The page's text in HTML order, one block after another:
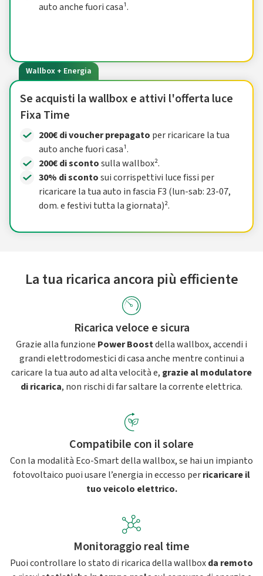
auto anche fuori casa¹.
Wallbox + Energia
Se acquisti la wallbox e attivi l'offerta luce
Fixa Time
200€ di voucher prepagato per ricaricare la tua
auto anche fuori casa¹.
200€ di scontosulla wallbox².
30% di scontosui corrispettivi luce fissi per
ricaricare la tua auto in fascia F3 (lun-sab: 23-07,
dom. e festivi tutta la giornata)².
La tua ricarica ancora più efficiente
Ricarica veloce e sicura
Grazie alla funzione Power Boostdella wallbox, accendi i
grandi elettrodomestici di casa anche mentre continui a
caricare la tua auto ad alta velocità e, grazie al modulatore
di ricarica, non rischi di far saltare la corrente elettrica.
Compatibile con il solare
Con la modalità Eco-Smart della wallbox, se hai un impianto
fotovoltaico puoi usare l’energia in eccesso perricaricare il
tuo veicolo elettrico.
Monitoraggio real time
Puoi controllare lo stato di ricarica della wallboxda remoto